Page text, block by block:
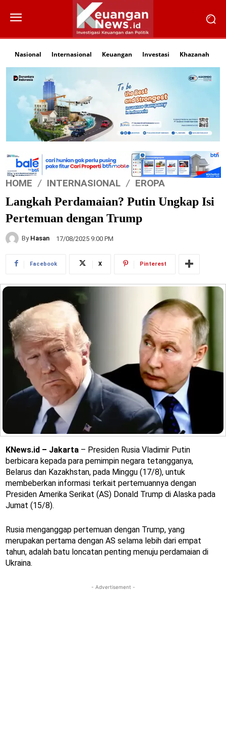
Nasional Internasional Keuangan Investasi Khazanah
HOME INTERNASIONAL EROPA
Langkah Perdamaian? Putin Ungkap Isi
Pertemuan dengan Trump
By Hasan 17/08/2025 9:00 PM
Facebook X Pinterest
KNews.id – Jakarta – Presiden Rusia Vladimir Putin
berbicara kepada para pemimpin negara tetangganya,
Belarus dan Kazakhstan, pada Minggu (17/8), untuk
membeberkan informasi terkait pertemuannya dengan
Presiden Amerika Serikat (AS) Donald Trump di Alaska pada
Jumat (15/8).
Rusia menganggap pertemuan dengan Trump, yang
merupakan pertama dengan AS selama lebih dari empat
tahun, adalah batu loncatan penting menuju perdamaian di
Ukraina.
- Advertisement -